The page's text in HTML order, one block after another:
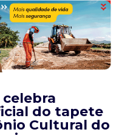
celebra
do tapete
Cultural do